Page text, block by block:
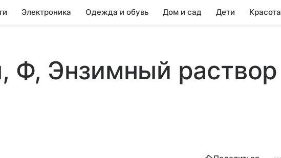
Электроника Одежда и обувь Дом и сад Дети Красота
Ф, Энзимный раствор